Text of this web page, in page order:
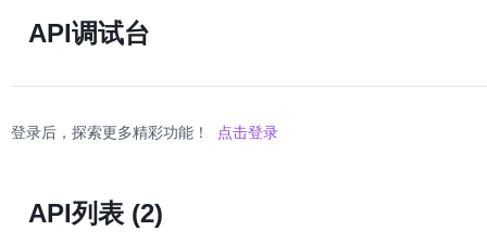
API调试台
登录后，探索更多精彩功能！ 点击登录
API列表 (2)